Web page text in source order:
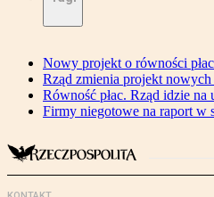
Nowy projekt o równości
Rząd zmienia projekt
Równość płac. Rząd idzie
Firmy niegotowe na raport w